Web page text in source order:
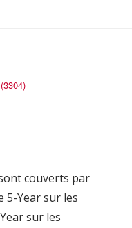
(3304)
couverts par
5-Year sur les
sur les